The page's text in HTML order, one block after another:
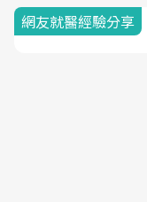
網友就醫經驗分享